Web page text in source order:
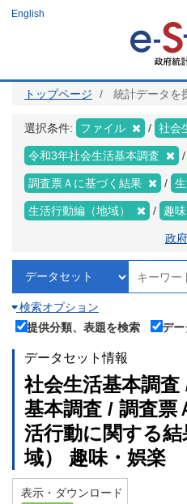
ツ
English
トップページ 統計データを
選択条件: ファイル 社会
令和3年社会生活基本調査
調査票Ａに基づく結果
生活行動編（地域） 趣
政
検索オプション
提供分類、表題を検索
デ
データセット情報
社会生活基本調
基本調査 / 調査票
活行動に関する
域） 趣味・娯楽
表示・ダウンロード